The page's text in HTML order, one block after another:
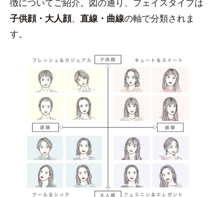
徴についてご紹介。図の通り、フェイスタイプは
子供顔・大人顔、 直線・曲線の軸で分類されま
す。